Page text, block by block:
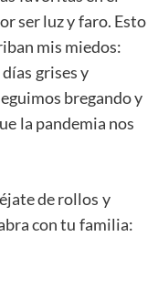
ser luz y faro. Esto
mis miedos:
grises y
bregando y
la pandemia nos
de rollos y
con tu familia: